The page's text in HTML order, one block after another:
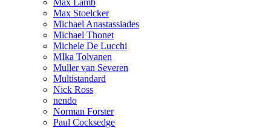
Max Lamb
Max Stoelcker
Michael Anastassiades
Michael Thonet
Michele De Lucchi
MIka Tolvanen
Muller van Severen
Multistandard
Nick Ross
nendo
Norman Forster
Paul Cocksedge